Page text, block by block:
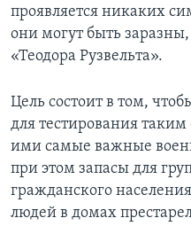
проявляется никаких
они могут быть
«Теодора Рузвельта».
Цель состоит в том,
для тестирования
ими самые важные
при этом запасы для
гражданского
людей в домах